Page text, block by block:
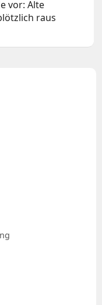
vor: Alte
raus